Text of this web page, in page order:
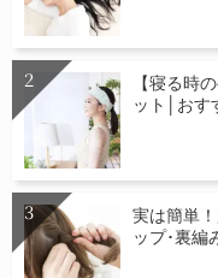
【寝る時
ット│おす
実は簡単
ップ･裏編